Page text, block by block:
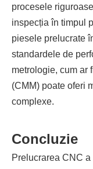
procesele
inspecția în timpul
piesele prelucrate
standardele de
metrologie, cum ar
(CMM) poate oferi
complexe.
Concluzie
Prelucrarea CNC